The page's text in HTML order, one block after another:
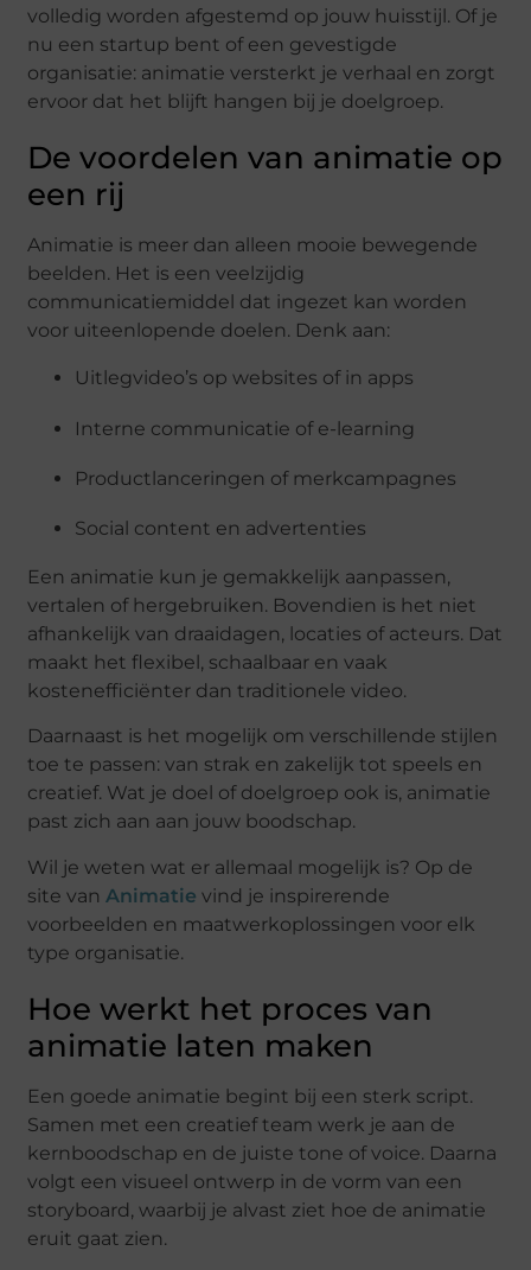
volledig worden afgestemd op jouw huisstijl. Of je
nu een startup bent of een gevestigde
organisatie: animatie versterkt je verhaal en zorgt
ervoor dat het blijft hangen bij je doelgroep.
De voordelen van animatie op
een rij
Animatie is meer dan alleen mooie bewegende
beelden. Het is een veelzijdig
communicatiemiddel dat ingezet kan worden
voor uiteenlopende doelen. Denk aan:
Uitlegvideo’s op websites of in apps
Interne communicatie of e-learning
Productlanceringen of merkcampagnes
Social content en advertenties
Een animatie kun je gemakkelijk aanpassen,
vertalen of hergebruiken. Bovendien is het niet
afhankelijk van draaidagen, locaties of acteurs. Dat
maakt het flexibel, schaalbaar en vaak
kostenefficiënter dan traditionele video.
Daarnaast is het mogelijk om verschillende stijlen
toe te passen: van strak en zakelijk tot speels en
creatief. Wat je doel of doelgroep ook is, animatie
past zich aan aan jouw boodschap.
Wil je weten wat er allemaal mogelijk is? Op de
site van Animatie vind je inspirerende
voorbeelden en maatwerkoplossingen voor elk
type organisatie.
Hoe werkt het proces van
animatie laten maken
Een goede animatie begint bij een sterk script.
Samen met een creatief team werk je aan de
kernboodschap en de juiste tone of voice. Daarna
volgt een visueel ontwerp in de vorm van een
storyboard, waarbij je alvast ziet hoe de animatie
eruit gaat zien.